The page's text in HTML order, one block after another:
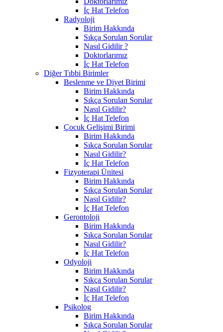
İç Hat Telefon
Radyoloji
Birim Hakkında
Sıkça Sorulan Sorular
Nasıl Gidilir ?
Doktorlarımız
İç Hat Telefon
Diğer Tıbbi Birimler
Beslenme ve Diyet Birimi
Birim Hakkında
Sıkça Sorulan Sorular
Nasıl Gidilir?
İç Hat Telefon
Çocuk Gelişimi Birimi
Birim Hakkında
Sıkça Sorulan Sorular
Nasıl Gidilir?
İç Hat Telefon
Fizyoterapi Ünitesi
Birim Hakkında
Sıkça Sorulan Sorular
Nasıl Gidilir?
İç Hat Telefon
Gerontoloji
Birim Hakkında
Sıkça Sorulan Sorular
Nasıl Gidilir?
İç Hat Telefon
Odyoloji
Birim Hakkında
Sıkça Sorulan Sorular
Nasıl Gidilir?
İç Hat Telefon
Psikolog
Birim Hakkında
Sıkça Sorulan Sorular